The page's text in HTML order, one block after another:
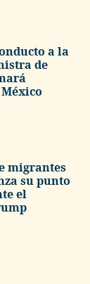
a la
de
migrantes
su punto
el